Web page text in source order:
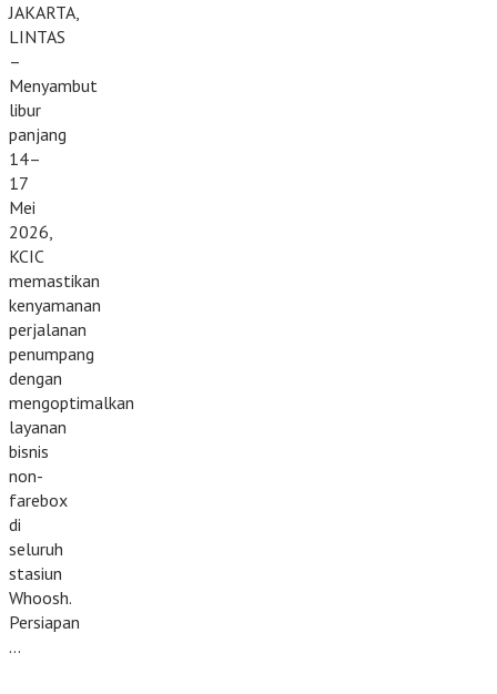
JAKARTA,
LINTAS
–
Menyambut
libur
panjang
14–
17
Mei
2026,
KCIC
memastikan
kenyamanan
perjalanan
penumpang
dengan
mengoptimalkan
layanan
bisnis
non-
farebox
di
seluruh
stasiun
Whoosh.
Persiapan
…